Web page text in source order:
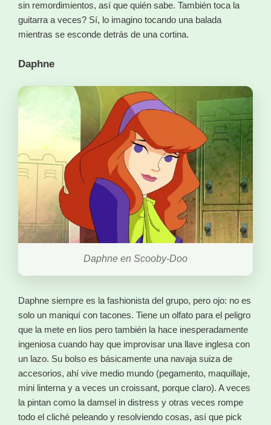
sin remordimientos, así que quién sabe. También toca la
guitarra a veces? Sí, lo imagino tocando una balada
mientras se esconde detrás de una cortina.
Daphne
Daphne en Scooby-Doo
Daphne siempre es la fashionista del grupo, pero ojo: no es
solo un maniquí con tacones. Tiene un olfato para el peligro
que la mete en líos pero también la hace inesperadamente
ingeniosa cuando hay que improvisar una llave inglesa con
un lazo. Su bolso es básicamente una navaja suiza de
accesorios, ahí vive medio mundo (pegamento, maquillaje,
mini linterna y a veces un croissant, porque claro). A veces
la pintan como la damsel in distress y otras veces rompe
todo el cliché peleando y resolviendo cosas, así que pick